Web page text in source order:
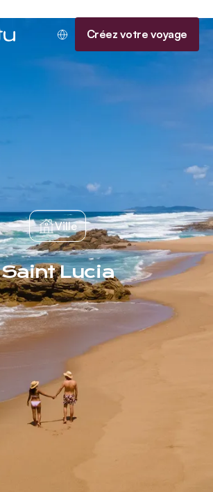
Créez votre voyage
Ville
Saint Lucia